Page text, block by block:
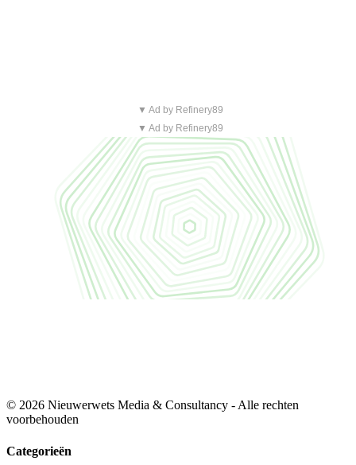
▼ Ad by Refinery89
▼ Ad by Refinery89
© 2026 Nieuwerwets Media & Consultancy - Alle rechten
voorbehouden
Categorieën